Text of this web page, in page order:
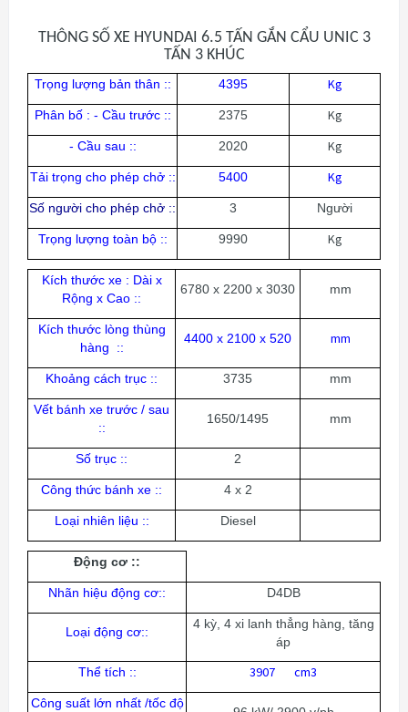
THÔNG SỐ XE HYUNDAI 6.5 TẤN GẮN CẨU UNIC 3
TẤN 3 KHÚC
Trọng lượng bản thân :: 4395 Kg
Phân bố : - Cầu trước :: 2375 Kg
- Cầu sau :: 2020 Kg
Tải trọng cho phép chở :: 5400 Kg
Số người cho phép chở :: 3 Người
Trọng lượng toàn bộ :: 9990 Kg
Kích thước xe : Dài x
Rộng x Cao ::
6780 x 2200 x 3030 mm
Kích thước lòng thùng
hàng ::
4400 x 2100 x 520 mm
Khoảng cách trục :: 3735 mm
Vết bánh xe trước / sau
::
1650/1495 mm
Số trục :: 2
Công thức bánh xe :: 4 x 2
Loại nhiên liệu :: Diesel
Động cơ ::
Nhãn hiệu động cơ:: D4DB
Loại động cơ::
4 kỳ, 4 xi lanh thẳng hàng, tăng
áp
Thể tích :: 3907 cm3
Công suất lớn nhất /tốc độ